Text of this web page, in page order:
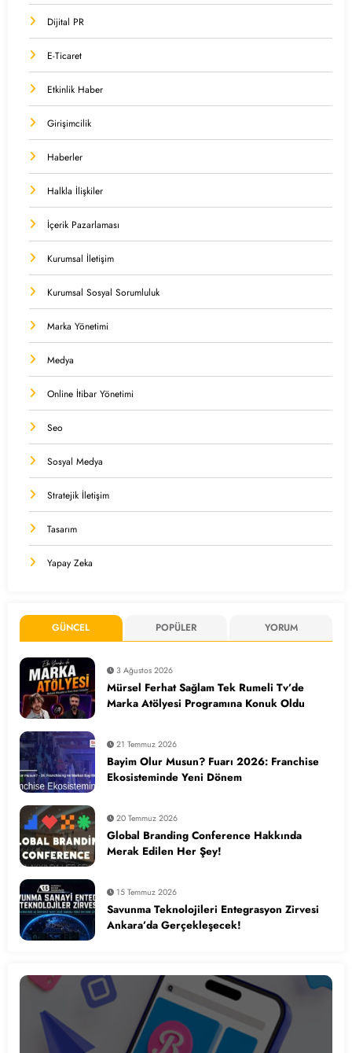
Dijital PR
E-Ticaret
Etkinlik Haber
Girişimcilik
Haberler
Halkla İlişkiler
İçerik Pazarlaması
Kurumsal İletişim
Kurumsal Sosyal Sorumluluk
Marka Yönetimi
Medya
Online İtibar Yönetimi
Seo
Sosyal Medya
Stratejik İletişim
Tasarım
Yapay Zeka
GÜNCEL POPÜLER YORUM
3 Ağustos 2026
Mürsel Ferhat Sağlam Tek Rumeli Tv’de
Marka Atölyesi Programına Konuk Oldu
21 Temmuz 2026
Bayim Olur Musun? Fuarı 2026: Franchise
Ekosisteminde Yeni Dönem
20 Temmuz 2026
Global Branding Conference Hakkında
Merak Edilen Her Şey!
15 Temmuz 2026
Savunma Teknolojileri Entegrasyon Zirvesi
Ankara’da Gerçekleşecek!